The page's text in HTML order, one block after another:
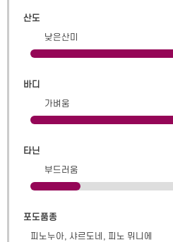
산도
낮은산미
바디
가벼움
타닌
부드러움
포도품종
피노누아, 샤르도네, 피노 뮈니에